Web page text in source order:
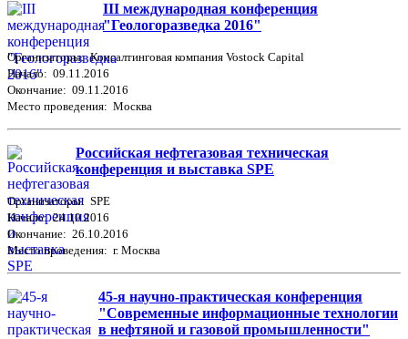
III международная конференция
"Геологоразведка 2016"
Организаторы: Консалтинговая компания Vostock Capital
Начало: 09.11.2016
Окончание: 09.11.2016
Место проведения: Москва
Российская нефтегазовая техническая
конференция и выставка SPE
Организаторы: SPE
Начало: 24.10.2016
Окончание: 26.10.2016
Место проведения: г. Москва
45-я научно-практическая конференция
"Современные информационные технологии
в нефтяной и газовой промышленности"